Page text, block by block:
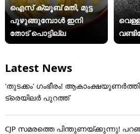
ഐസ് ക്യൂബ് മതി, മുട്ട
പുഴുങ്ങുമ്പോൾ ഇനി
തോട് പൊട്ടില്ല
Latest News
'തുടക്കം' ഗംഭീരം! ആകാംക്ഷയുണർത്തി
ട്രെയിലർ പുറത്ത്
CJP സമരത്തെ പിന്തുണയ്ക്കുന്നു!